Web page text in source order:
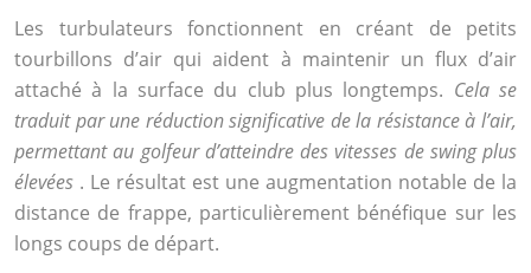
Les turbulateurs fonctionnent en créant de petits
tourbillons d’air qui aident à maintenir un flux d’air
attaché à la surface du club plus longtemps. Cela se
traduit par une réduction significative de la résistance à l’air,
permettant au golfeur d’atteindre des vitesses de swing plus
élevées . Le résultat est une augmentation notable de la
distance de frappe, particulièrement bénéfique sur les
longs coups de départ.